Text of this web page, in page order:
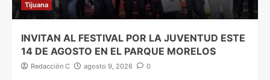
Tijuana
INVITAN AL FESTIVAL POR LA JUVENTUD ESTE
14 DE AGOSTO EN EL PARQUE MORELOS
Redacción C agosto 9, 2026 0